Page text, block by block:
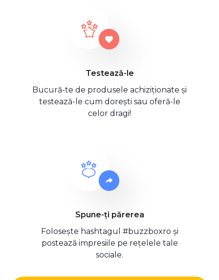
Testează-le
Bucură-te de produsele achiziționate și
testează-le cum dorești sau oferă-le
celor dragi!
Spune-ți părerea
Folosește hashtagul #buzzboxro și
postează impresiile pe rețelele tale
sociale.